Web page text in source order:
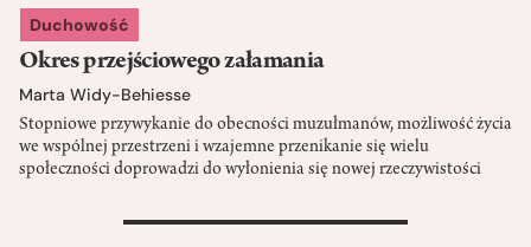
Duchowość
Okres przejściowego załamania
Marta Widy-Behiesse
Stopniowe przywykanie do obecności muzułmanów, możliwość życia
we wspólnej przestrzeni i wzajemne przenikanie się wielu
społeczności doprowadzi do wyłonienia się nowej rzeczywistości
>